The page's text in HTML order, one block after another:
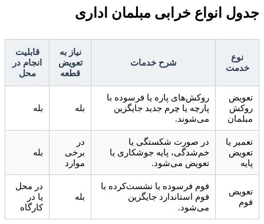
جدول انواع خرابی مبلمان اداری
نوع
خدمت
شرح خدمات
نیاز به
تعویض
قطعه
قابلیت
انجام در
محل
تعویض
روکش
مبلمان
روکش‌های پاره یا فرسوده با
پارچه یا چرم جدید جایگزین
می‌شوند.
بله بله
تعمیر یا
تعویض
پایه
در صورت شکستگی یا
خم‌شدگی، پایه جوشکاری یا
تعویض می‌شود.
در
برخی
موارد
بله
تعویض
فوم
فوم فرسوده یا نشست‌کرده با
فوم استاندارد جایگزین
می‌شود.
بله
در محل
یا در
کارگاه